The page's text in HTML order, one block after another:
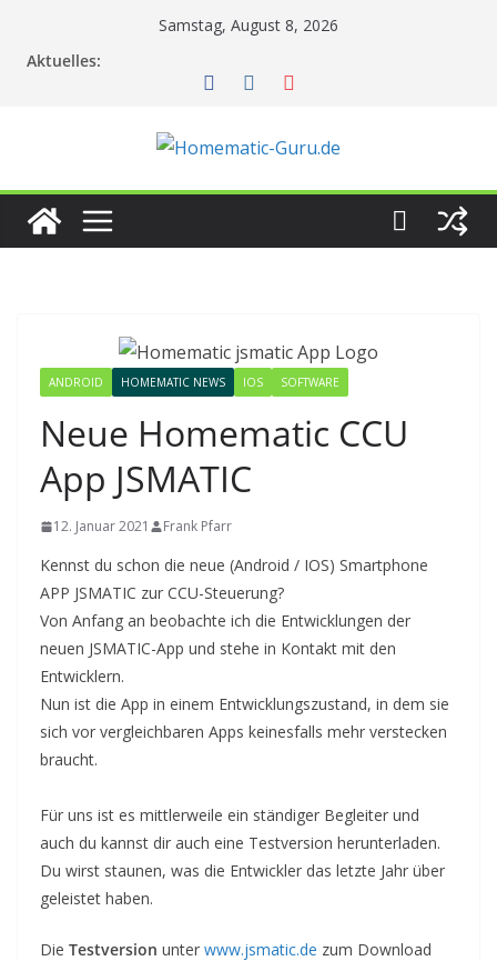
Samstag, August 8, 2026
Aktuelles:
ANDROID HOMEMATIC NEWS IOS SOFTWARE
Neue Homematic CCU
App JSMATIC
12. Januar 2021 Frank Pfarr
Kennst du schon die neue (Android / IOS) Smartphone
APP JSMATIC zur CCU-Steuerung?
Von Anfang an beobachte ich die Entwicklungen der
neuen JSMATIC-App und stehe in Kontakt mit den
Entwicklern.
Nun ist die App in einem Entwicklungszustand, in dem sie
sich vor vergleichbaren Apps keinesfalls mehr verstecken
braucht.
Für uns ist es mittlerweile ein ständiger Begleiter und
auch du kannst dir auch eine Testversion herunterladen.
Du wirst staunen, was die Entwickler das letzte Jahr über
geleistet haben.
Die Testversion unter www.jsmatic.de zum Download